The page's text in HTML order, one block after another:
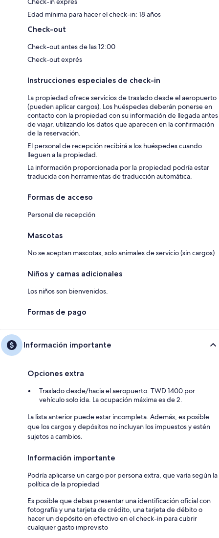
Edad mínima para hacer el check-in: 18 años
Check-out
Check-out antes de las 12:00
Check-out exprés
Instrucciones especiales de check-in
La propiedad ofrece servicios de traslado desde el aeropuerto
(pueden aplicar cargos). Los huéspedes deberán ponerse en
contacto con la propiedad con su información de llegada antes
de viajar, utilizando los datos que aparecen en la confirmación
de la reservación.
El personal de recepción recibirá a los huéspedes cuando
lleguen a la propiedad.
La información proporcionada por la propiedad podría estar
traducida con herramientas de traducción automática.
Formas de acceso
Personal de recepción
Mascotas
No se aceptan mascotas, solo animales de servicio (sin cargos)
Niños y camas adicionales
Los niños son bienvenidos.
Formas de pago
Información importante
Opciones extra
Traslado desde/hacia el aeropuerto: TWD 1400 por
vehículo solo ida. La ocupación máxima es de 2.
La lista anterior puede estar incompleta. Además, es posible
que los cargos y depósitos no incluyan los impuestos y estén
sujetos a cambios.
Información importante
Podría aplicarse un cargo por persona extra, que varía según la
política de la propiedad
Es posible que debas presentar una identificación oficial con
fotografía y una tarjeta de crédito, una tarjeta de débito o
hacer un depósito en efectivo en el check-in para cubrir
cualquier gasto imprevisto